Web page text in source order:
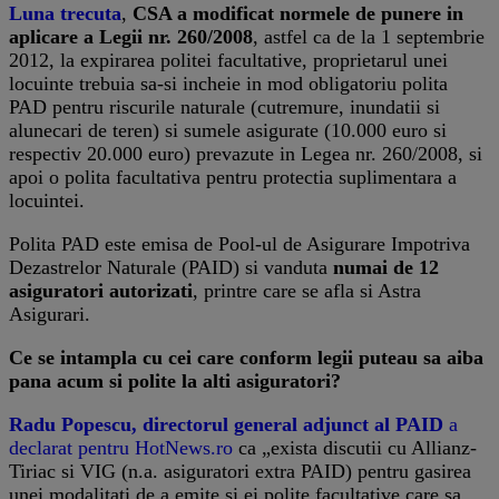
Luna trecuta, CSA a modificat normele de punere in
aplicare a Legii nr. 260/2008, astfel ca de la 1 septembrie
2012, la expirarea politei facultative, proprietarul unei
locuinte trebuia sa-si incheie in mod obligatoriu polita
PAD pentru riscurile naturale (cutremure, inundatii si
alunecari de teren) si sumele asigurate (10.000 euro si
respectiv 20.000 euro) prevazute in Legea nr. 260/2008, si
apoi o polita facultativa pentru protectia suplimentara a
locuintei.
Polita PAD este emisa de Pool-ul de Asigurare Impotriva
Dezastrelor Naturale (PAID) si vanduta numai de 12
asiguratori autorizati, printre care se afla si Astra
Asigurari.
Ce se intampla cu cei care conform legii puteau sa aiba
pana acum si polite la alti asiguratori?
Radu Popescu, directorul general adjunct al PAID a
declarat pentru HotNews.ro ca „exista discutii cu Allianz-
Tiriac si VIG (n.a. asiguratori extra PAID) pentru gasirea
unei modalitati de a emite si ei polite facultative care sa